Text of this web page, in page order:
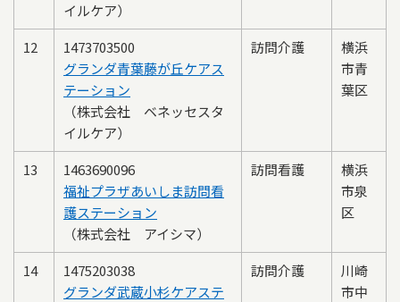
イルケア）
12
1473703500
グランダ青葉藤が丘ケアス
テーション
（株式会社 ベネッセスタ
イルケア）
訪問介護
横浜
市青
葉区
13
1463690096
福祉プラザあいしま訪問看
護ステーション
（株式会社 アイシマ）
訪問看護
横浜
市泉
区
14
1475203038
グランダ武蔵小杉ケアステ
訪問介護
川崎
市中